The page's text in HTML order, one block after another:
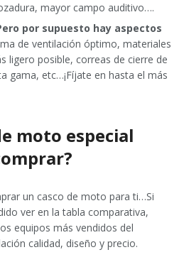
mayor campo auditivo….
por supuesto hay aspectos
de ventilación óptimo, materiales
ligero posible, correas de cierre de
gama, etc…¡Fíjate en hasta el más
moto especial
un casco de moto para ti…Si
ver en la tabla comparativa,
equipos más vendidos del
calidad, diseño y precio.